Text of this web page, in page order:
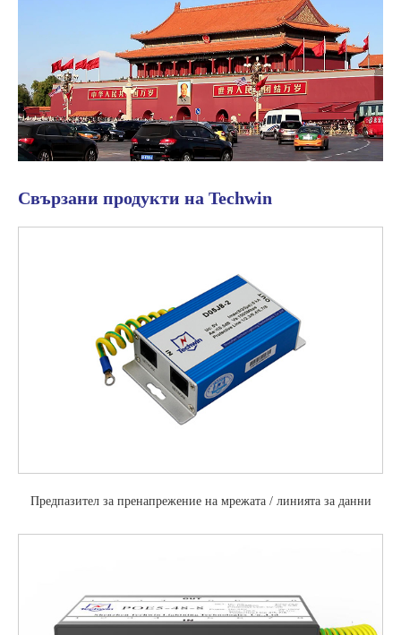
Свързани продукти на Techwin
Предпазител за пренапрежение на мрежата / линията за данни